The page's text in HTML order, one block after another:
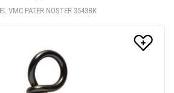
VMC PATER NOSTER 3543BK